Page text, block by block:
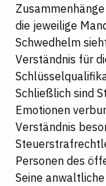
die jeweilige
Schwedhelm
Verständnis für
Schließlich sind
Emotionen
Verständnis
Personen des
Seine